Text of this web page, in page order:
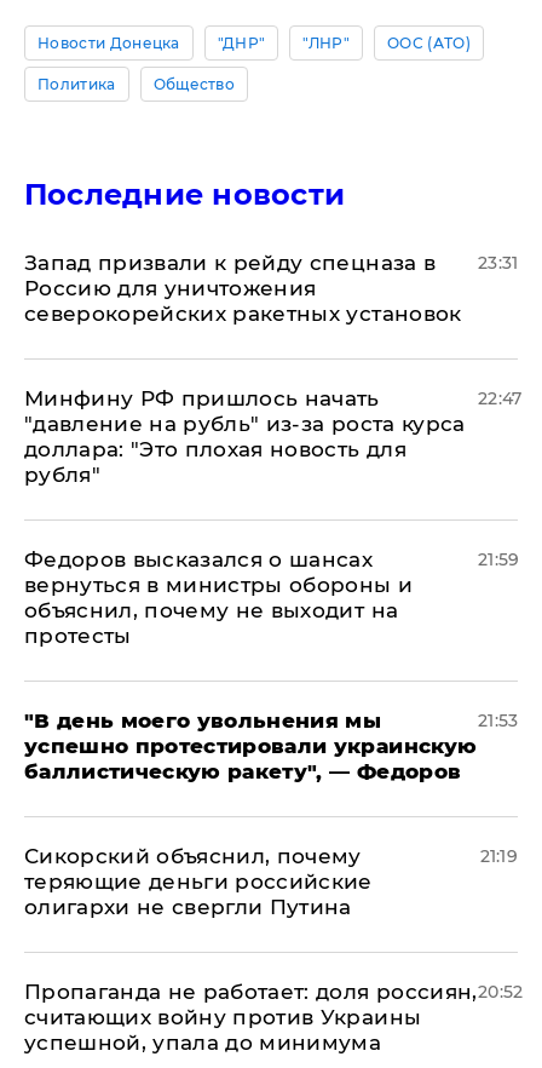
Новости Донецка "ДНР" "ЛНР" ООС (АТО)
Политика Общество
Последние новости
Запад призвали к рейду спецназа в
Россию для уничтожения
северокорейских ракетных установок
23:31
Минфину РФ пришлось начать
"давление на рубль" из-за роста курса
доллара: "Это плохая новость для
рубля"
22:47
Федоров высказался о шансах
вернуться в министры обороны и
объяснил, почему не выходит на
протесты
21:59
​"В день моего увольнения мы
успешно протестировали украинскую
баллистическую ракету", — Федоров
21:53
Сикорский объяснил, почему
теряющие деньги российские
олигархи не свергли Путина
21:19
​Пропаганда не работает: доля россиян,
считающих войну против Украины
успешной, упала до минимума
20:52